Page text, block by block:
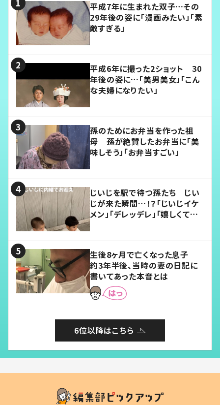
平成7年に生まれた双子…その
29年後の姿に「漫画みたい」「素
敵すぎる」
平成6年に撮った2ショット 30
年後の姿に…「美男美女」「こん
な夫婦になりたい」
孫のためにお弁当を作った祖
母 孫が絶賛したお弁当に「美
味しそう」「お弁当すごい」
じいじを駅で待つ孫たち じい
じが来た瞬間…！？「じいじイケ
メン」「デレッデレ」「嬉しくて可
生後8ヶ月で亡くなった息子
約3年半後、当時の妻の日記に
書いてあった本音とは
6位以降はこちら